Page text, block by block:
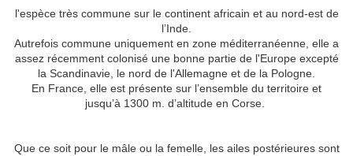
l'espèce très commune sur le continent africain et au nord-est de
l’Inde.
Autrefois commune uniquement en zone méditerranéenne, elle a
assez récemment colonisé une bonne partie de l'Europe excepté
la Scandinavie, le nord de l'Allemagne et de la Pologne.
En France, elle est présente sur l’ensemble du territoire et
jusqu’à 1300 m. d’altitude en Corse.
Que ce soit pour le mâle ou la femelle, les ailes postérieures sont